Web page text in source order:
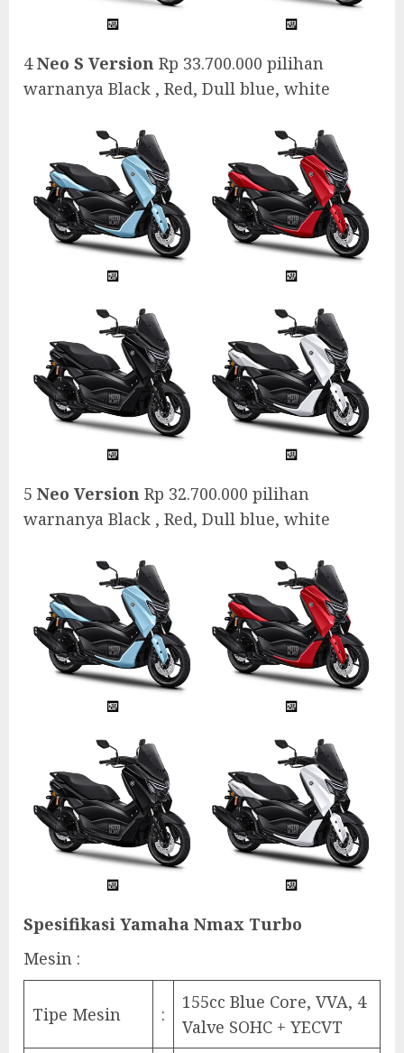
4Neo S Version Rp 33.700.000 pilihan
warnanya Black , Red, Dull blue, white
5 Neo Version Rp 32.700.000 pilihan
warnanya Black , Red, Dull blue, white
Spesifikasi Yamaha Nmax Turbo
Mesin :
Tipe Mesin :
155cc Blue Core, VVA, 4
Valve SOHC + YECVT